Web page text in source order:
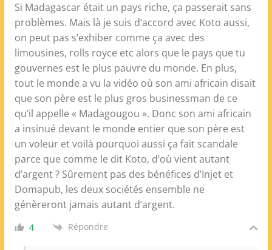
Si Madagascar était un pays riche, ça passerait sans
problèmes. Mais là je suis d’accord avec Koto aussi,
on peut pas s’exhiber comme ça avec des
limousines, rolls royce etc alors que le pays que tu
gouvernes est le plus pauvre du monde. En plus,
tout le monde a vu la vidéo où son ami africain disait
que son père est le plus gros businessman de ce
qu’il appelle « Madagougou ». Donc son ami africain
a insinué devant le monde entier que son père est
un voleur et voilà pourquoi aussi ça fait scandale
parce que comme le dit Koto, d’où vient autant
d’argent ? Sûrement pas des bénéfices d’Injet et
Domapub, les deux sociétés ensemble ne
génèreront jamais autant d’argent.
4 Répondre